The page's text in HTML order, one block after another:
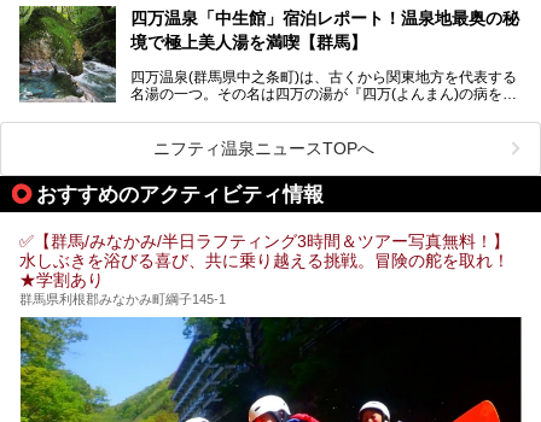
「四万やまぐち館」は、この地を代表する旅館の一つ。日帰
り入浴も可能ですが、やはり宿泊してじっくり楽しむのがベ
肌湯をはじめ、館内の魅力をたっぷりとご紹介します！
四万温泉「中生館」宿泊レポート！温泉地最奥の秘
境で極上美人湯を満喫【群馬】
四万温泉(群馬県中之条町)は、古くから関東地方を代表する
名湯の一つ。その名は四万の湯が『四万(よんまん)の病を癒
観光客で賑わう人気温泉地です。
「中生館」は四万温泉最奥に位置し、秘境感漂う老舗宿。泉
質の良さ(特に美人湯効果)に定評があり、知る人ぞ知る穴場
的存在です。今回は筆者自ら宿泊し、自慢の温泉をはじめ食
事・客室・共有スペースなど、宿の全貌を徹底紹介します。
ニフティ温泉ニュースTOPへ
おすすめのアクティビティ情報
✅【群馬/みなかみ/半日ラフティング3時間＆ツアー写真無料！】
水しぶきを浴びる喜び、共に乗り越える挑戦。冒険の舵を取れ！
★学割あり
群馬県利根郡みなかみ町綱子145-1